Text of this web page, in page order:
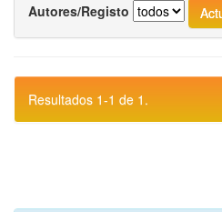
Autores/Registo
Resultados 1-1 de 1.